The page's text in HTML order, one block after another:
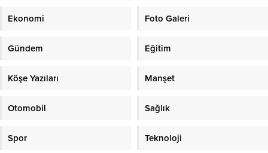
Ekonomi Foto Galeri
Gündem Eğitim
Köşe Yazıları Manşet
Otomobil Sağlık
Spor Teknoloji